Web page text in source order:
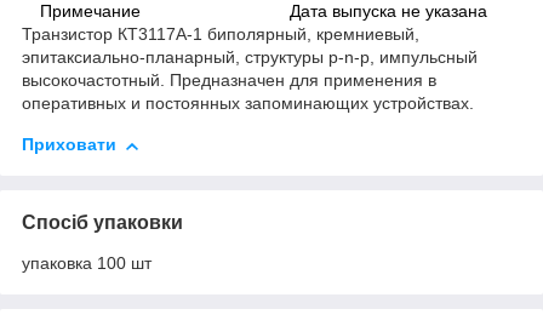
Примечание
Дата выпуска не указана
Транзистор КТ3117А-1 биполярный, кремниевый,
эпитаксиально-планарный, структуры p-n-p, импульсный
высокочастотный. Предназначен для применения в
оперативных и постоянных запоминающих устройствах.
Приховати
Спосіб упаковки
упаковка 100 шт